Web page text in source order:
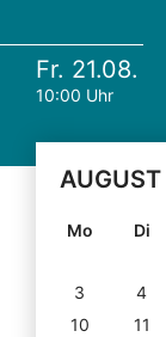
Fr. 21.08.
10:00 Uhr
AUGUST
Mo Di
3
4
10
11